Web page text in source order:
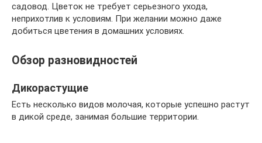
садовод. Цветок не требует серьезного ухода,
неприхотлив к условиям. При желании можно даже
добиться цветения в домашних условиях.
Обзор разновидностей
Дикорастущие
Есть несколько видов молочая, которые успешно растут
в дикой среде, занимая большие территории.